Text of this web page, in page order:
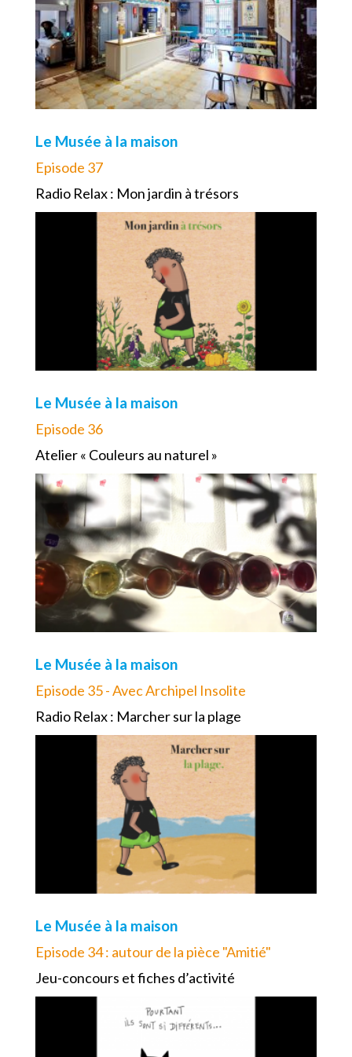
Le Musée à la maison
Episode 37
Radio Relax : Mon jardin à trésors
Le Musée à la maison
Episode 36
Atelier « Couleurs au naturel »
Le Musée à la maison
Episode 35 - Avec Archipel Insolite
Radio Relax : Marcher sur la plage
Le Musée à la maison
Episode 34 : autour de la pièce "Amitié"
Jeu-concours et fiches d’activité